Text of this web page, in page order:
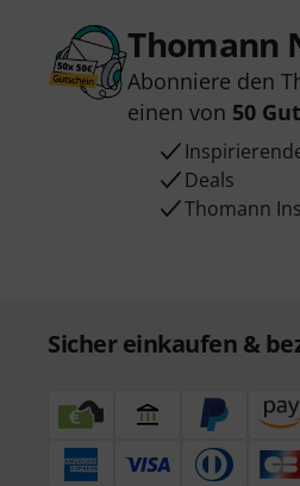
Thomann
Abonniere den
einen von 50
Deals
Thomann
Sicher einkaufen &